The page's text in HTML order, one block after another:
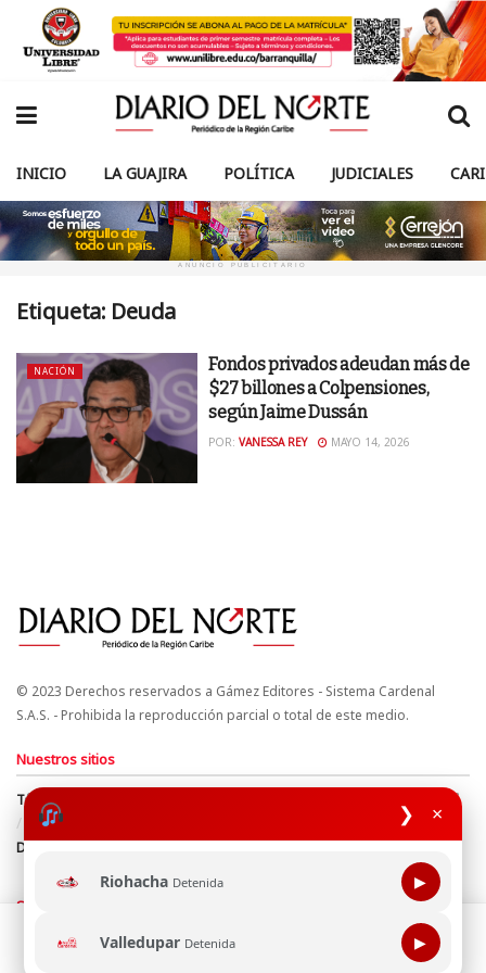
❯ ×
Riohacha Detenida ▶
Valledupar Detenida ▶
INICIO LA GUAJIRA POLÍTICA JUDICIALES
ANUNCIO PUBLICITARIO
Etiqueta: Deuda
NACIÓN
Fondos privados adeudan más de
$27 billones a Colpensiones,
según Jaime Dussán
POR: VANESSA REY MAYO 14, 2026
© 2023 Derechos reservados a Gámez Editores - Sistema Cardenal
S.A.S. - Prohibida la reproducción parcial o total de este medio.
Nuestros sitios
Términos y Condiciones
Derechos de Autor y Propiedad Intelectual
Política de uso de cookies
Política de Tratamiento de Datos
Directrices Editoriales
Síguenos
Esta página web usa cookie para mejorar tu experiencia de
navegación, al continuar aceptas nuestra política de uso de